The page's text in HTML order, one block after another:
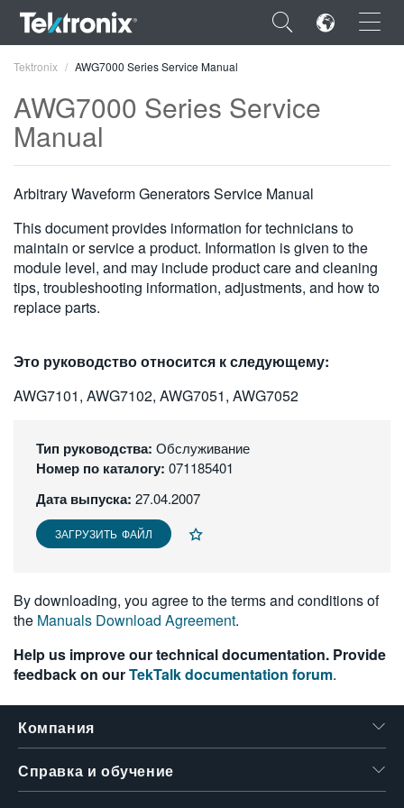
×
DEUTSCH
VIỆT NAM
简体中文
한국어
Tektronix AWG7000 Series Service Manual
AWG7000 Series Service
Manual
Arbitrary Waveform Generators Service Manual
This document provides information for technicians to
maintain or service a product. Information is given to the
module level, and may include product care and cleaning
tips, troubleshooting information, adjustments, and how to
replace parts.
Это руководство относится к следующему:
AWG7101, AWG7102, AWG7051, AWG7052
Тип руководства: Обслуживание
Номер по каталогу: 071185401
Дата выпуска: 27.04.2007
ЗАГРУЗИТЬ ФАЙЛ
By downloading, you agree to the terms and conditions of
the Manuals Download Agreement.
Help us improve our technical documentation. Provide
feedback on ourTekTalk documentation forum.
Компания
Справка и обучение